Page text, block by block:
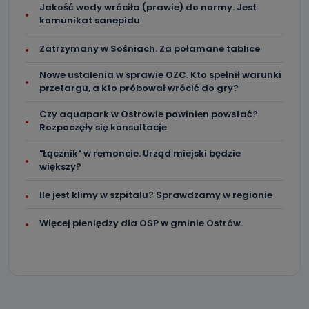
sprzeciwu wobec ich przetwarzania.
przechowywane?
Do czasu wycofania zgody lub, jeśli dane będą
przetwarzane na podstawie prawnie uzasadnionego celu
administratora – do momentu wniesienia sprzeciwu.
Jakie dane osobowe przetwarzamy?
dane, które pochodzą bezpośrednio od Państwa (lub
zostały przekazane w Państwa imieniu) lub dane osobowe,
które zostały zebrane ze źródeł publicznie dostępnych, w
danych osobowych są pracownicy i współpracownicy
Jakość wody wróciła (prawie) do normy. Jest
komunikat sanepidu
Zatrzymany w Sośniach. Za połamane tablice
Nowe ustalenia w sprawie OZC. Kto spełnił warunki
przetargu, a kto próbował wrócić do gry?
Czy aquapark w Ostrowie powinien powstać?
Rozpoczęły się konsultacje
"Łącznik" w remoncie. Urząd miejski będzie
większy?
Ile jest klimy w szpitalu? Sprawdzamy w regionie
Więcej pieniędzy dla OSP w gminie Ostrów.